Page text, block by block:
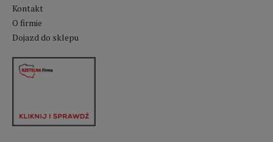
Kontakt
O firmie
Dojazd do sklepu